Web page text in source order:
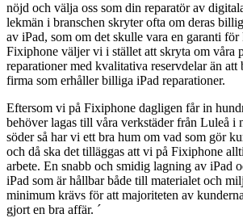
nöjd och välja oss som din reparatör av
lekmän i branschen skryter ofta om deras
av iPad, som om det skulle vara en garanti för
Fixiphone väljer vi i stället att skryta om våra
reparationer med kvalitativa reservdelar än att
firma som erhåller billiga iPad reparationer.
Eftersom vi på Fixiphone dagligen får in
behöver lagas till våra verkstäder från Luleå i
söder så har vi ett bra hum om vad som gör
och då ska det tilläggas att vi på Fixiphone
arbete. En snabb och smidig lagning av iPad
iPad som är hållbar både till materialet och
minimum krävs för att majoriteten av
gjort en bra affär. ´